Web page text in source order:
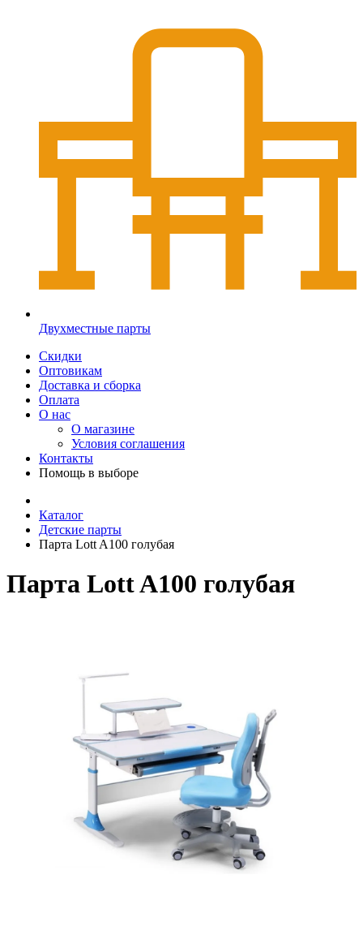
Двухместные парты
Скидки
Оптовикам
Доставка и сборка
Оплата
О нас
О магазине
Условия соглашения
Контакты
Помощь в выборе
Каталог
Детские парты
Парта Lott A100 голубая
Парта Lott A100 голубая